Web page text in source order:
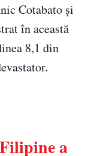
Cotabato și
în această
8,1 din
a